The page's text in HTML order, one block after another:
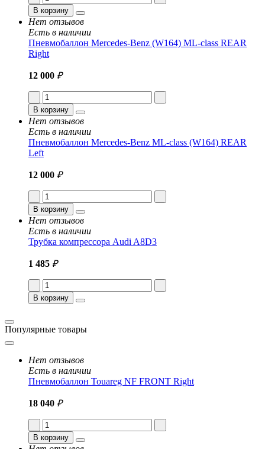
В корзину
Нет отзывов
Есть в наличии
Пневмобаллон Mercedes-Benz (W164) ML-class REAR
Right
12 000 ₽
В корзину
Нет отзывов
Есть в наличии
Пневмобаллон Mercedes-Benz ML-class (W164) REAR
Left
12 000 ₽
В корзину
Нет отзывов
Есть в наличии
Трубка компрессора Audi A8D3
1 485 ₽
В корзину
Популярные товары
Нет отзывов
Есть в наличии
Пневмобаллон Touareg NF FRONT Right
18 040 ₽
В корзину